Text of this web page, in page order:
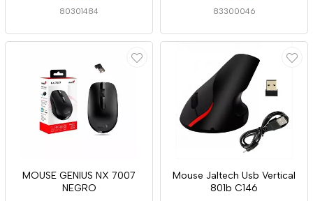
80301484 83300046
MOUSE GENIUS NX 7007
NEGRO
Mouse Jaltech Usb Vertical
801b C146